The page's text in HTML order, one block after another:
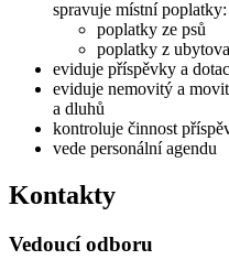
spravuje místní poplatky:
poplatky ze psů
poplatky z
eviduje příspěvky a
eviduje nemovitý a
a dluhů
kontroluje činnost
vede personální agendu
Kontakty
Vedoucí odboru